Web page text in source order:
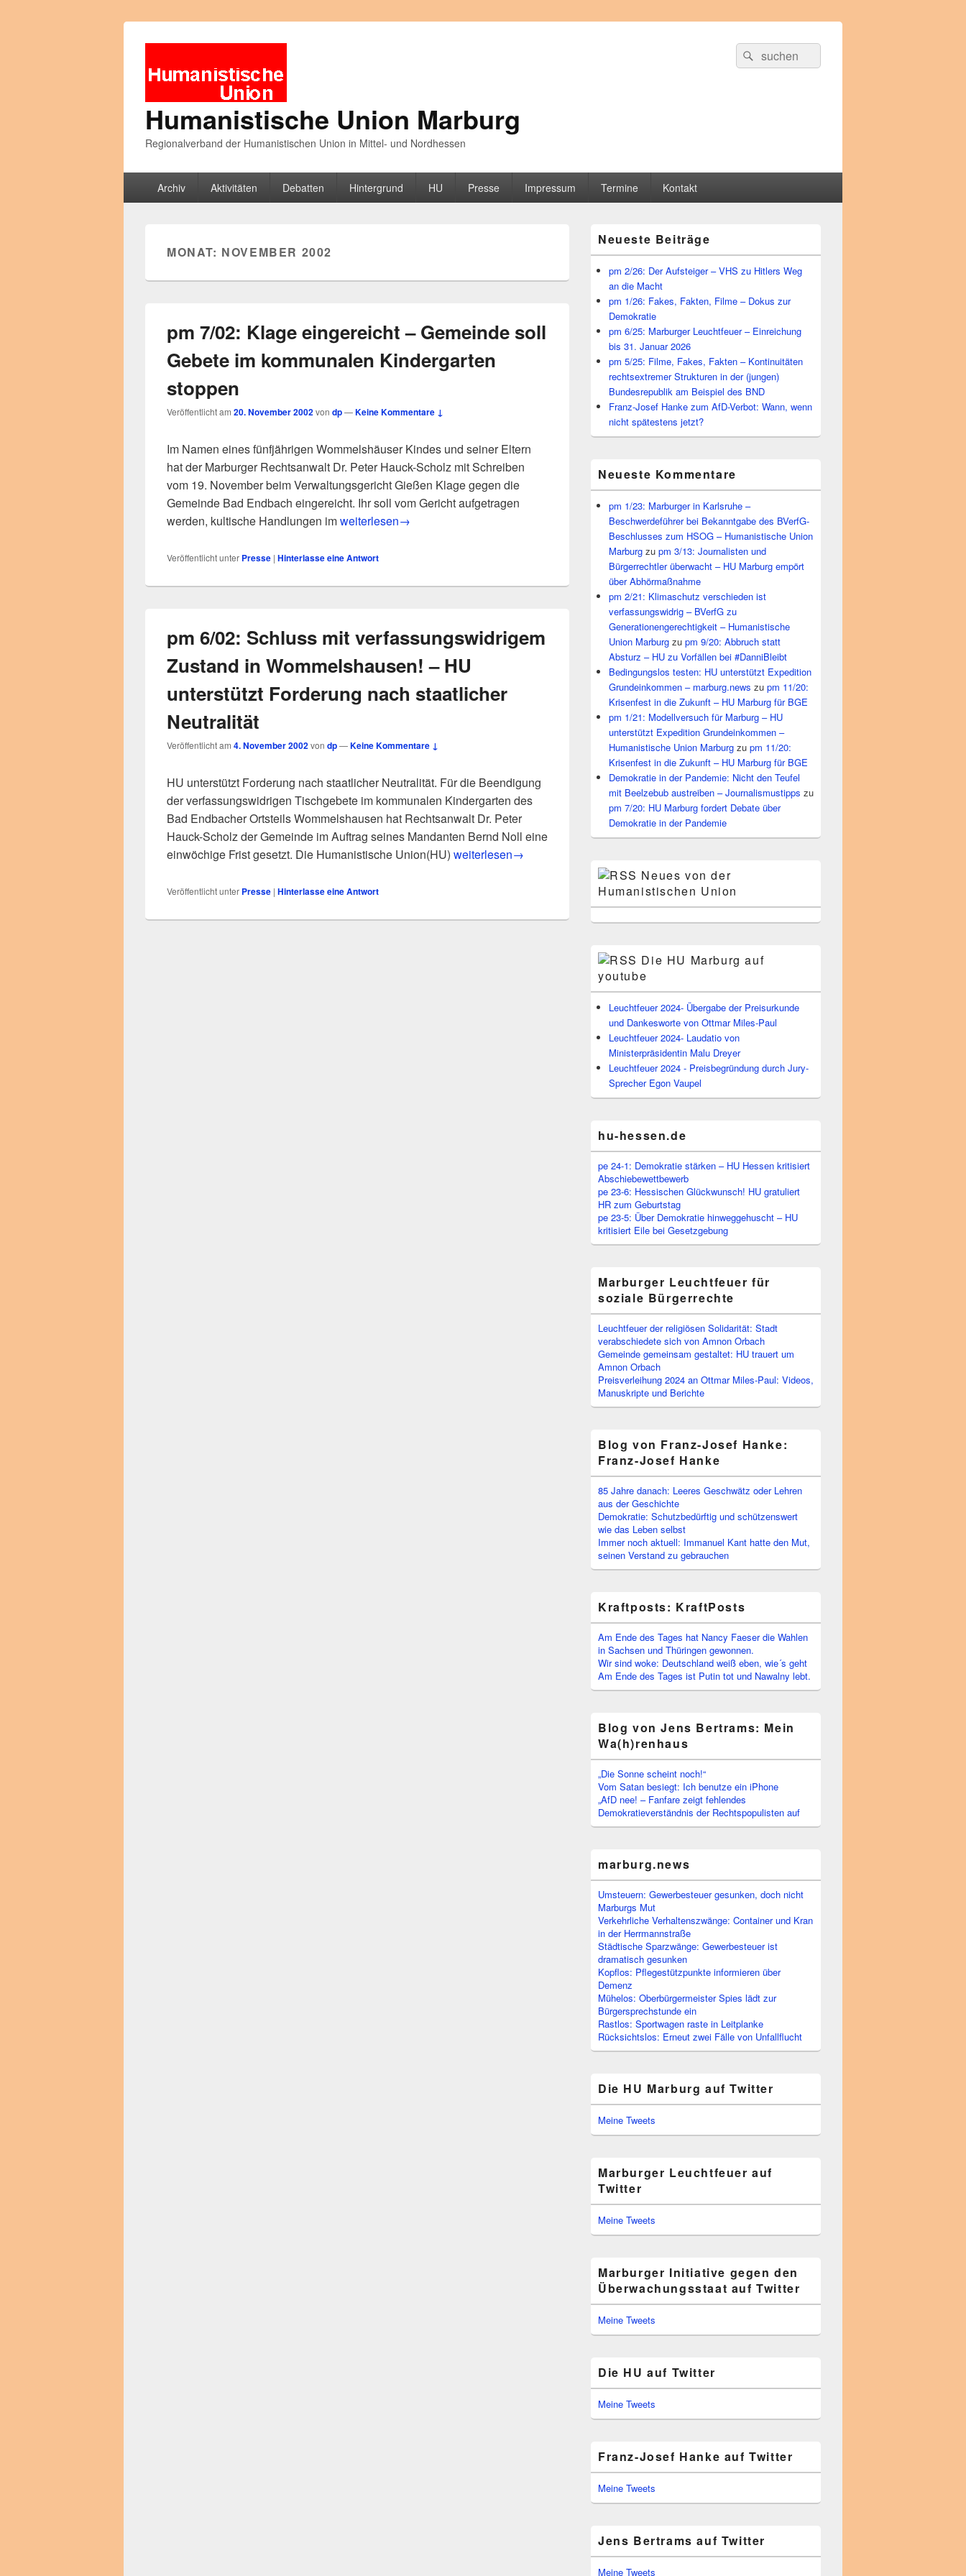
Humanistische Union Marburg
Regionalverband der Humanistischen Union in Mittel- und Nordhessen
Suche
nach:
Suchen
Archiv Aktivitäten Debatten Hintergrund HU Presse Impressum Termine Kontakt
MONAT: NOVEMBER 2002
pm 7/02: Klage eingereicht – Gemeinde soll
Gebete im kommunalen Kindergarten
stoppen
Veröffentlicht am 20. November 2002von dp—Keine Kommentare ↓
Im Namen eines fünfjährigen Wommelshäuser Kindes und seiner Eltern
hat der Marburger Rechtsanwalt Dr. Peter Hauck-Scholz mit Schreiben
vom 19. November beim Verwaltungsgericht Gießen Klage gegen die
Gemeinde Bad Endbach eingereicht. Ihr soll vom Gericht aufgetragen
werden, kultische Handlungen impm 7/02: Klage eingereicht – Gemeinde soll Gebete im kommunalen Kindergarten stoppen
weiterlesen→
Veröffentlicht unter Presse | Hinterlasse eine Antwort
pm 6/02: Schluss mit verfassungswidrigem
Zustand in Wommelshausen! – HU
unterstützt Forderung nach staatlicher
Neutralität
Veröffentlicht am 4. November 2002von dp—Keine Kommentare ↓
HU unterstützt Forderung nach staatlicher Neutralität. Für die Beendigung
der verfassungswidrigen Tischgebete im kommunalen Kindergarten des
Bad Endbacher Ortsteils Wommelshausen hat Rechtsanwalt Dr. Peter
Hauck-Scholz der Gemeinde im Auftrag seines Mandanten Bernd Noll eine
einwöchige Frist gesetzt. Die Humanistische Union(HU) pm 6/02: Schluss mit verfassungswidrigem Zustand in Wommelshausen! – HU unterstützt
weiterlesen→
Veröffentlicht unter Presse | Hinterlasse eine Antwort
Seitenleisten
Widget-
Bereich
Neueste Beiträge
pm 2/26: Der Aufsteiger – VHS zu Hitlers Weg
an die Macht
pm 1/26: Fakes, Fakten, Filme – Dokus zur
Demokratie
pm 6/25: Marburger Leuchtfeuer – Einreichung
bis 31. Januar 2026
pm 5/25: Filme, Fakes, Fakten – Kontinuitäten
rechtsextremer Strukturen in der (jungen)
Bundesrepublik am Beispiel des BND
Franz-Josef Hanke zum AfD-Verbot: Wann, wenn
nicht spätestens jetzt?
Neueste Kommentare
pm 1/23: Marburger in Karlsruhe –
Beschwerdeführer bei Bekanntgabe des BVerfG-
Beschlusses zum HSOG – Humanistische Union
Marburg zu pm 3/13: Journalisten und
Bürgerrechtler überwacht – HU Marburg empört
über Abhörmaßnahme
pm 2/21: Klimaschutz verschieden ist
verfassungswidrig – BVerfG zu
Generationengerechtigkeit – Humanistische
Union Marburg zu pm 9/20: Abbruch statt
Absturz – HU zu Vorfällen bei #DanniBleibt
Bedingungslos testen: HU unterstützt Expedition
Grundeinkommen – marburg.news zu pm 11/20:
Krisenfest in die Zukunft – HU Marburg für BGE
pm 1/21: Modellversuch für Marburg – HU
unterstützt Expedition Grundeinkommen –
Humanistische Union Marburg zu pm 11/20:
Krisenfest in die Zukunft – HU Marburg für BGE
Demokratie in der Pandemie: Nicht den Teufel
mit Beelzebub austreiben – Journalismustipps zu
pm 7/20: HU Marburg fordert Debate über
Demokratie in der Pandemie
Neues von der
Humanistischen Union
Die HU Marburg auf
youtube
Leuchtfeuer 2024- Übergabe der Preisurkunde
und Dankesworte von Ottmar Miles-Paul
Leuchtfeuer 2024- Laudatio von
Ministerpräsidentin Malu Dreyer
Leuchtfeuer 2024 - Preisbegründung durch Jury-
Sprecher Egon Vaupel
hu-hessen.de
pe 24-1: Demokratie stärken – HU Hessen kritisiert
Abschiebewettbewerb
pe 23-6: Hessischen Glückwunsch! HU gratuliert
HR zum Geburtstag
pe 23-5: Über Demokratie hinweggehuscht – HU
kritisiert Eile bei Gesetzgebung
Marburger Leuchtfeuer für
soziale Bürgerrechte
Leuchtfeuer der religiösen Solidarität: Stadt
verabschiedete sich von Amnon Orbach
Gemeinde gemeinsam gestaltet: HU trauert um
Amnon Orbach
Preisverleihung 2024 an Ottmar Miles-Paul: Videos,
Manuskripte und Berichte
Blog von Franz-Josef Hanke:
Franz-Josef Hanke
85 Jahre danach: Leeres Geschwätz oder Lehren
aus der Geschichte
Demokratie: Schutzbedürftig und schützenswert
wie das Leben selbst
Immer noch aktuell: Immanuel Kant hatte den Mut,
seinen Verstand zu gebrauchen
Kraftposts: KraftPosts
Am Ende des Tages hat Nancy Faeser die Wahlen
in Sachsen und Thüringen gewonnen.
Wir sind woke: Deutschland weiß eben, wie´s geht
Am Ende des Tages ist Putin tot und Nawalny lebt.
Blog von Jens Bertrams: Mein
Wa(h)renhaus
„Die Sonne scheint noch!“
Vom Satan besiegt: Ich benutze ein iPhone
„AfD nee! – Fanfare zeigt fehlendes
Demokratieverständnis der Rechtspopulisten auf
marburg.news
Umsteuern: Gewerbesteuer gesunken, doch nicht
Marburgs Mut
Verkehrliche Verhaltenszwänge: Container und Kran
in der Herrmannstraße
Städtische Sparzwänge: Gewerbesteuer ist
dramatisch gesunken
Kopflos: Pflegestützpunkte informieren über
Demenz
Mühelos: Oberbürgermeister Spies lädt zur
Bürgersprechstunde ein
Rastlos: Sportwagen raste in Leitplanke
Rücksichtslos: Erneut zwei Fälle von Unfallflucht
Die HU Marburg auf Twitter
Meine Tweets
Marburger Leuchtfeuer auf
Twitter
Meine Tweets
Marburger Initiative gegen den
Überwachungsstaat auf Twitter
Meine Tweets
Die HU auf Twitter
Meine Tweets
Franz-Josef Hanke auf Twitter
Meine Tweets
Jens Bertrams auf Twitter
Meine Tweets